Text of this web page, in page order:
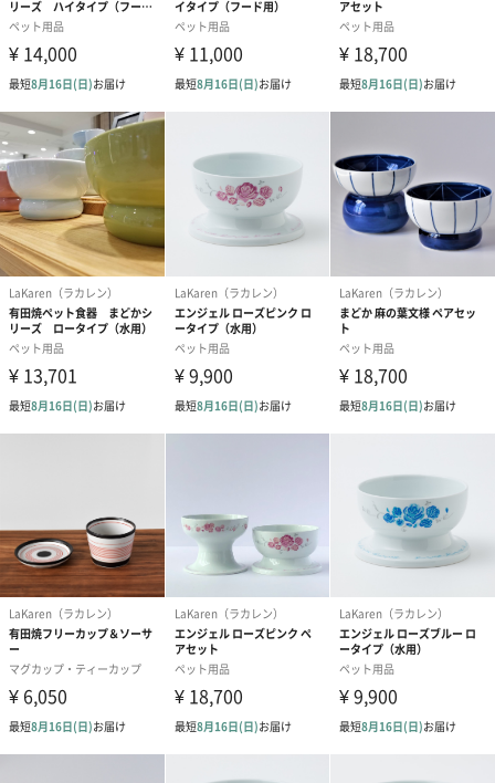
んへの贈り物としても最適です。
「LaKaren（ラカレン）」
花に恋するという意味のあるブランド名「LaKaren（ラ・
花恋）」
LaKarenは、あなたと大切な家族の お互いの生活にいっそうの彩
りを与え、豊かで感動的な暮らしをお手伝いします。
一匹の保護猫と出会い、大切な家族として一緒に暮らす中で、ペ
ットを家族として愛する方々に喜ばれる、上質で安全な製品を造
りたいという思いから2020年にLaKaren（ラカレン）はスタート
しました。
ペット食器のデザインは、人の食器としても通用するような美し
ペットの日用品は、あふれていますが、大切な家族が使う物だか
らこそ私達はその品質と作り方にこだわっています。
これからもペット用品のアメニティの向上を通じて人々とペット
の幸せの追求を目指して参ります。
いつもの食事の時間が癒しのひとときに…。